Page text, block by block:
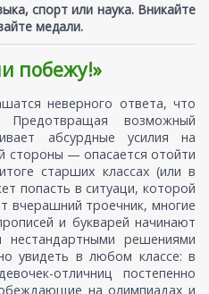
спорт или наука. Вникайте
медали.
побежу!»
неверного ответа, что
возможный
абсурдные усилия на
стороны — опасается отойти
старших классах (или в
попасть в ситуаци, которой
вчерашний троечник, многие
и букварей начинают
нестандартными решениями
увидеть в любом классе: в
отличниц постепенно
на олимпиадах и